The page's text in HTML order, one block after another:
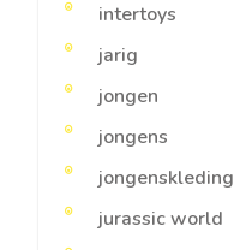
intertoys
jarig
jongen
jongens
jongenskleding
jurassic world